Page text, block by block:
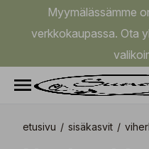
Myymälässämme
verkkokaupassa. Ota
etusivu / sisäkasvit /